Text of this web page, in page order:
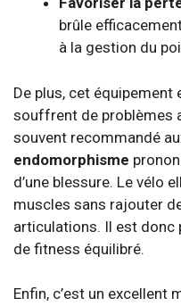
brûle
à la gestion du
De plus, cet équipement
souffrent de problèmes
souvent recommandé
endomorphisme
d’une blessure. Le vélo
muscles sans rajouter
articulations. Il est donc
de fitness équilibré.
Enfin, c’est un excellent